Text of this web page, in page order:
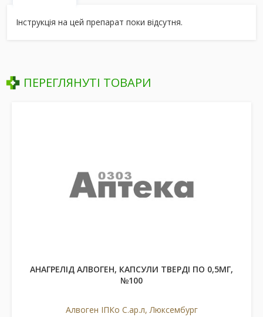
Інструкція на цей препарат поки відсутня.
ПЕРЕГЛЯНУТІ ТОВАРИ
АНАГРЕЛІД АЛВОГЕН, КАПСУЛИ ТВЕРДІ ПО 0,5МГ,
№100
Алвоген ІПКо С.ар.л, Люксембург